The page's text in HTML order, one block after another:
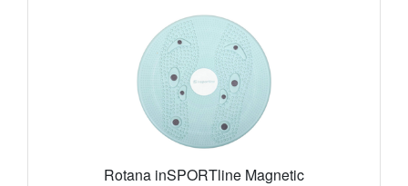
Rotana inSPORTline Magnetic